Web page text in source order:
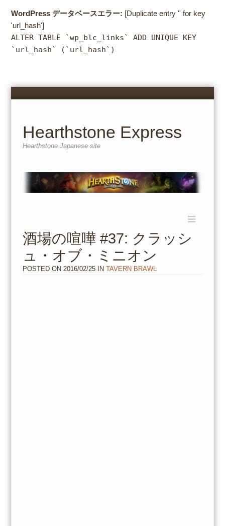
WordPress データベースエラー: [Duplicate entry '' for key
'url_hash']
ALTER TABLE `wp_blc_links` ADD UNIQUE KEY
`url_hash` (`url_hash`)
Menu
Hearthstone Express
Hearthstone Japanese site
content
酒場の喧嘩 #37: クラッシ
ュ・オブ・ミニオン
POSTED ON 2016/02/25IN TAVERN BRAWL